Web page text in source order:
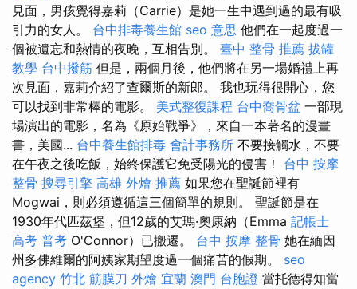
見面，男孩覺得嘉莉（Carrie）是她一生中遇到過的最有吸
引力的女人。 台中排毒養生館 seo 意思 他們在一起度過一
個被遺忘和熱情的夜晚，互相告別。 臺中 整骨 推薦 拔罐
教學 台中撥筋 但是，兩個月後，他們將在另一場婚禮上再
次見面，嘉莉介紹了查爾斯的新郎。 我也玩得很開心，您
可以找到非常棒的電影。 美式整復課程 台中喬骨盆 一部現
場演出的電影，名為《原始戰爭》，來自一本著名的漫畫
書，美國... 台中養生館排毒 會計事務所 不要接觸水，不要
在午夜之後吃飯，始終保護它免受陽光的侵害！ 台中 按摩
整骨 搜尋引擎 高雄 外燴 推薦 如果您在聖誕節裡有
Mogwai，則必須遵循這三個簡單的規則。 聖誕節是在
1930年代匹茲堡，但12歲的艾瑪·奧康納（Emma 記帳士
高考 普考 O'Connor）已搬遷。 台中 按摩 整骨 她在緬因
州多佛維爾的阿姨家期望度過一個痛苦的假期。 seo
agency 竹北 筋膜刀 外燴 宜蘭 澳門 台胞證 當托德得知當